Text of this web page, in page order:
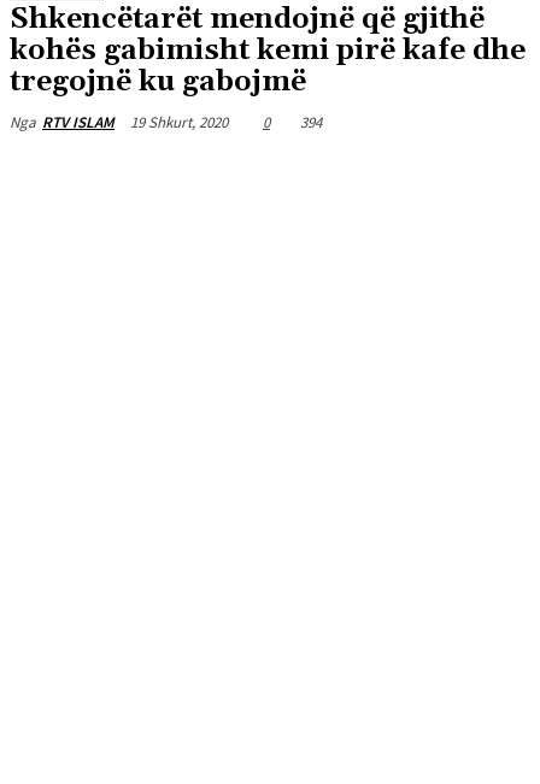
Shkencëtarët mendojnë që gjithë
kohës gabimisht kemi pirë kafe dhe
tregojnë ku gabojmë
Nga RTV ISLAM 19 Shkurt, 2020 0 394